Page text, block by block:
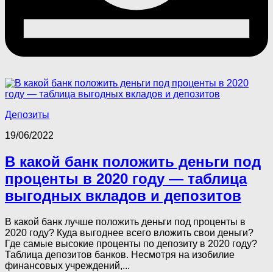
Депозиты
19/06/2022
В какой банк положить деньги под
проценты в 2020 году — таблица
выгодных вкладов и депозитов
В какой банк лучше положить деньги под проценты в
2020 году? Куда выгоднее всего вложить свои деньги?
Где самые высокие проценты по депозиту в 2020 году?
Таблица депозитов банков. Несмотря на изобилие
финансовых учреждений,...